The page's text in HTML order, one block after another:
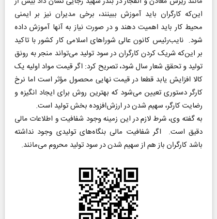
این‌که کارگران باید آموزش ببینند، برخی مدیران نیز بر ایمنی
محیط کار باید اهمیت دهند و در صورت نیاز به آنها آموزش داده
شود. نایب‌رئیس کانون عالی شوراهای اسلامی کار کشور با تاکید
بر این‌که شریک کردن کارگران در سود تولید می‌تواند منجر به رونق
تولید و تحقق شعار سال شود، تصریح کرد: اگر قیمت مواد اولیه یک
کالا افزایش یابد قطعا در قیمت نهایی محصول مؤثر است اما نرخ
کارگر دستوری تعیین می‌شود که بهترین روش برای ایجاد انگیزه و
رضایت کارگر، سهیم شدن در ارزش‌افزوده بخش تولید است.
به گفته وی، شرط لازم در این زمینه وجود شفافیت و اطلاعات مالی
دقیق است. اگر شفافیت مالی بنگاه‌های تولیدی وجود نداشته
باشد کارگران باز هم از سهیم شدن در سود تولید محروم می‌مانند.